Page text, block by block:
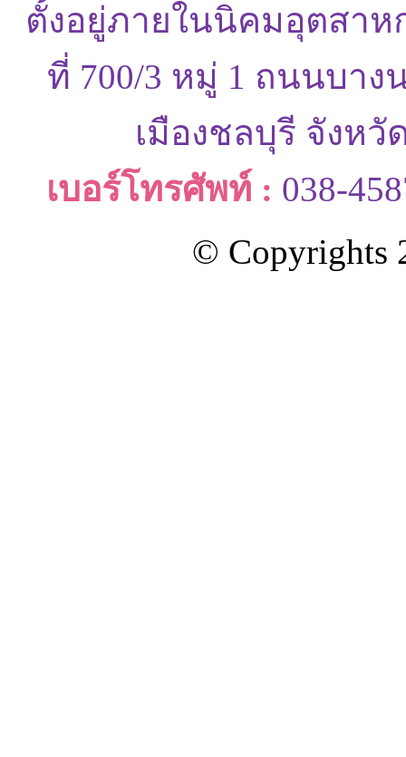
ตั้งอยู่ภายในนิคมอุตสาห
ที่ 700/3 หมู่ 1 ถนนบาง
เมืองชลบุรี จังห
เบอร์โทรศัพท์ : 038-
© Copyrights